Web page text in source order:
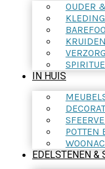
OUDER
IN HUIS
POTTEN
EDELSTENEN &